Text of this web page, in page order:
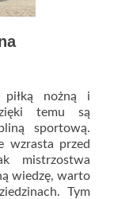
piłką nożną i
temu są
sportową.
wzrasta przed
mistrzostwa
wiedzę, warto
Tym